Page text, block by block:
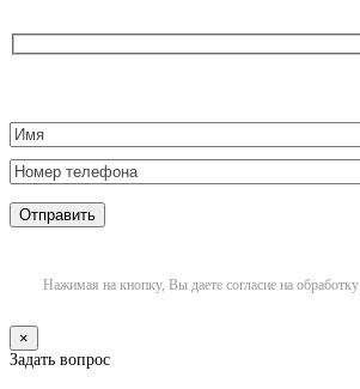
Нажимая на кнопку, Вы даете согласие на обработку
×
Задать вопрос